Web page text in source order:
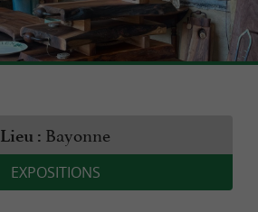
Lieu : Bayonne
EXPOSITIONS